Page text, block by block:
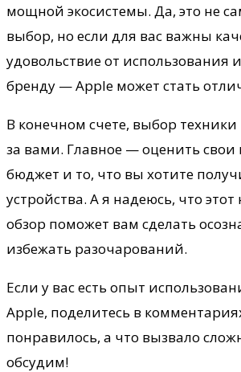
мощной экосистемы. Да, это не
выбор, но если для вас важны
удовольствие от использования
бренду — Apple может стать
В конечном счете, выбор техники
за вами. Главное — оценить свои
бюджет и то, что вы хотите
устройства. А я надеюсь, что
обзор поможет вам сделать
избежать разочарований.
Если у вас есть опыт
Apple, поделитесь в
понравилось, а что вызвало
обсудим!